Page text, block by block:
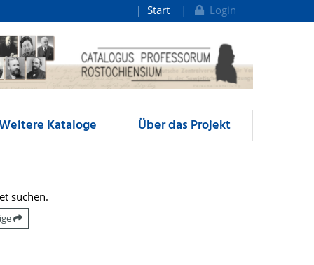
Start Login
Kataloge Über das Projekt
suchen.